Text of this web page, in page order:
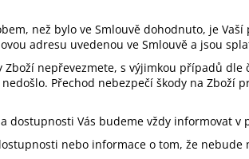
než bylo ve Smlouvě dohodnuto, je
adresu uvedenou ve Smlouvě a jsou
Zboží nepřevezmete, s výjimkou případů dle
Přechod nebezpečí škody na Zboží
dostupnosti Vás budeme vždy informovat v
nebo informace o tom, že nebude